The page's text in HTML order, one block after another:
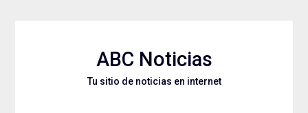
ABC Noticias
Tu sitio de noticias en internet